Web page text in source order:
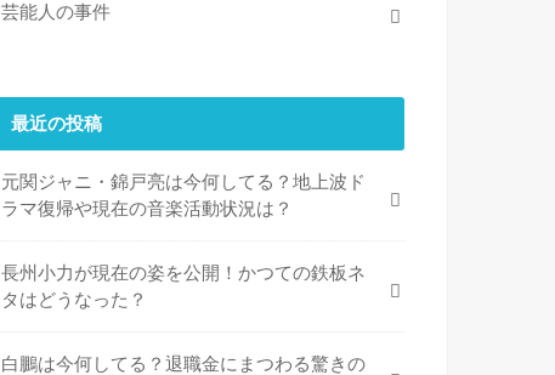
芸能人の事件
最近の投稿
元関ジャニ・錦戸亮は今何してる？地上波ド
ラマ復帰や現在の音楽活動状況は？
長州小力が現在の姿を公開！かつての鉄板ネ
タはどうなった？
白鵬は今何してる？退職金にまつわる驚きの